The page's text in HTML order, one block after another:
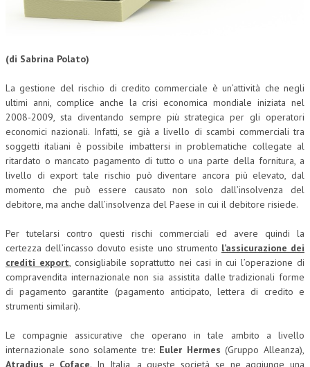
CORSI CE.S.E.D.
LA RIVISTA
LA RIVISTA
COMITATO SCIENTIFICO
COMITATO EDITORIALE
REDAZIONE
PEER REVIEW
AUTORI
COLLABORA CON NOI
ECONOMIA
(di Sabrina Polato)
La gestione del rischio di credito commerciale è un’attività che negli
ultimi anni, complice anche la crisi economica mondiale iniziata nel
2008-2009, sta diventando sempre più strategica per gli operatori
economici nazionali. Infatti, se già a livello di scambi commerciali tra
soggetti italiani è possibile imbattersi in problematiche collegate al
ritardato o mancato pagamento di tutto o una parte della fornitura, a
livello di export tale rischio può diventare ancora più elevato, dal
momento che può essere causato non solo dall’insolvenza del
debitore, ma anche dall’insolvenza del Paese in cui il debitore risiede.
Per tutelarsi contro questi rischi commerciali ed avere quindi la
certezza dell’incasso dovuto esiste uno strumento l’assicurazione dei
crediti export, consigliabile soprattutto nei casi in cui l’operazione di
compravendita internazionale non sia assistita dalle tradizionali forme
di pagamento garantite (pagamento anticipato, lettera di credito e
strumenti similari).
Le compagnie assicurative che operano in tale ambito a livello
internazionale sono solamente tre: Euler Hermes (Gruppo Alleanza),
Atradius e Coface. In Italia, a queste società se ne aggiunge una